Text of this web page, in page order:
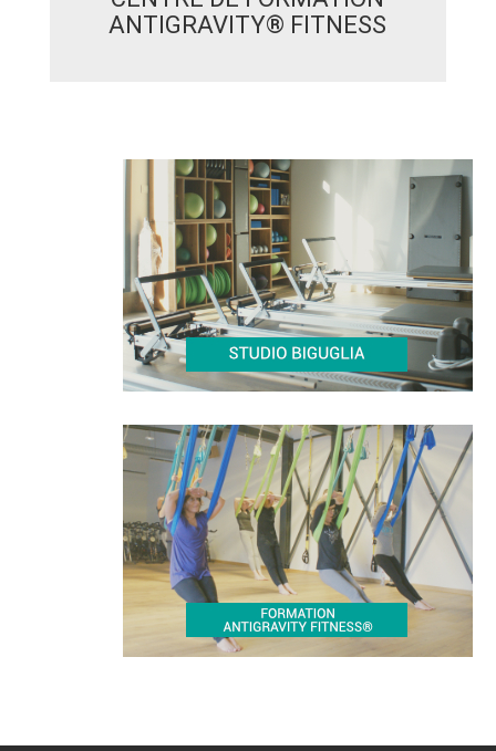
ANTIGRAVITY® FITNESS